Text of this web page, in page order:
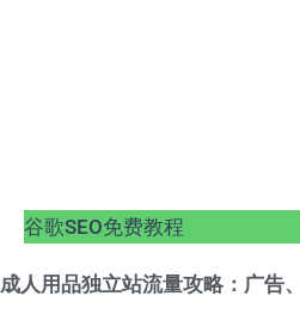
谷歌SEO免费教程
成人用品独立站流量攻略：广告